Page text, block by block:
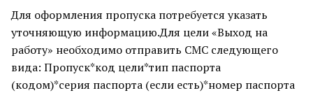
Для оформления пропуска потребуется указать
уточняющую информацию.Для цели «Выход на
работу» необходимо отправить СМС следующего
вида: Пропуск*код цели*тип паспорта
(кодом)*серия паспорта (если есть)*номер паспорта